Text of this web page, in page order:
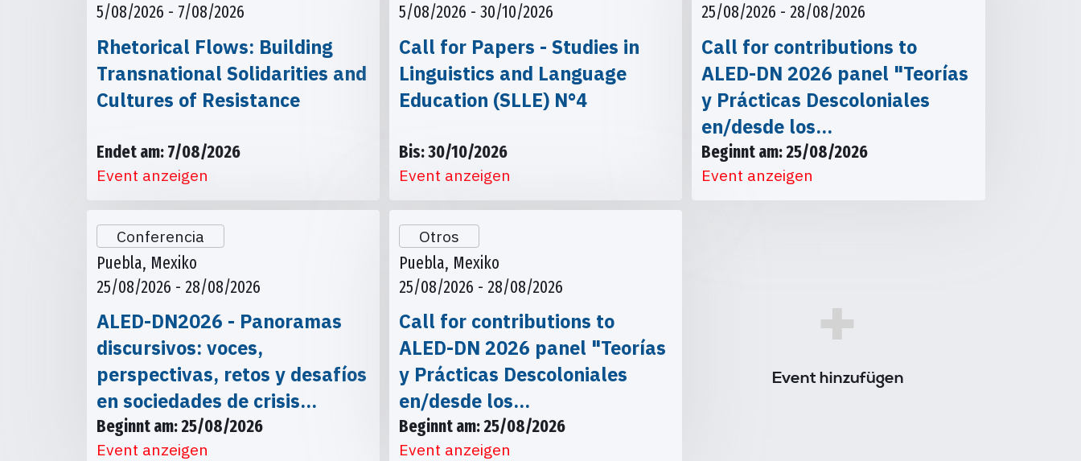
5/08/2026 - 7/08/2026
Rhetorical Flows: Building
Transnational Solidarities and
Cultures of Resistance
Endet am: 7/08/2026
Event anzeigen
5/08/2026 - 30/10/2026
Call for Papers - Studies in
Linguistics and Language
Education (SLLE) N°4
Bis: 30/10/2026
Event anzeigen
25/08/2026 - 28/08/2026
Call for contributions to
ALED-DN 2026 panel "Teorías
y Prácticas Descoloniales
en/desde los…
Beginnt am: 25/08/2026
Event anzeigen
Conferencia
Puebla, Mexiko
25/08/2026 - 28/08/2026
ALED-DN2026 - Panoramas
discursivos: voces,
perspectivas, retos y desafíos
en sociedades de crisis…
Beginnt am: 25/08/2026
Event anzeigen
Otros
Puebla, Mexiko
25/08/2026 - 28/08/2026
Call for contributions to
ALED-DN 2026 panel "Teorías
y Prácticas Descoloniales
en/desde los…
Beginnt am: 25/08/2026
Event anzeigen
+
Event hinzufügen